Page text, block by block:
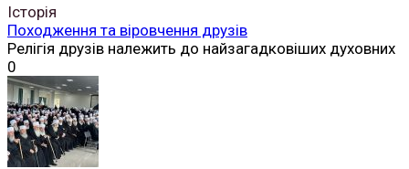
Історія
Походження та віровчення друзів
Релігія друзів належить до найзагадковіших духовних
0